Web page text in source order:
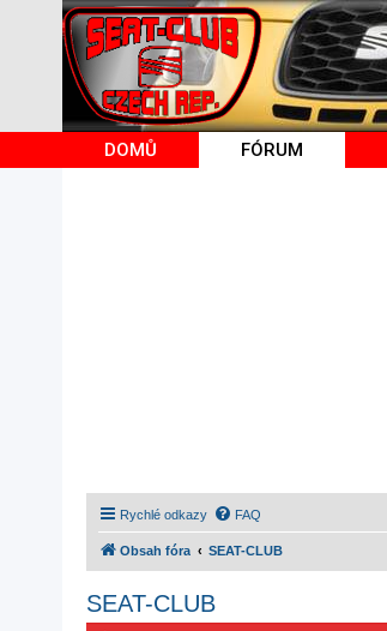
DOMŮ FÓRUM
Rychlé odkazy FAQ
Obsah fóra SEAT-CLUB
SEAT-CLUB